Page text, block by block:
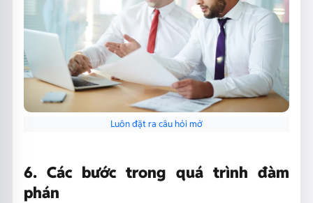
Luôn đặt ra câu hỏi mở
6. Các bước trong quá trình đàm
phán